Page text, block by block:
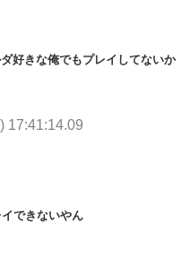
好きな俺でもプレイしてないか
17:41:14.09
できないやん